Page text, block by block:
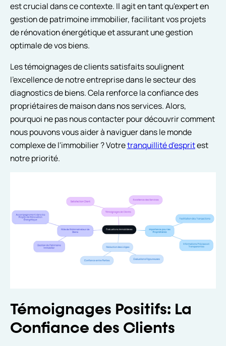
est crucial dans ce contexte. Il agit en tant qu'expert en
gestion de patrimoine immobilier, facilitant vos projets
de rénovation énergétique et assurant une gestion
optimale de vos biens.
Les témoignages de clients satisfaits soulignent
l'excellence de notre entreprise dans le secteur des
diagnostics de biens. Cela renforce la confiance des
propriétaires de maison dans nos services. Alors,
pourquoi ne pas nous contacter pour découvrir comment
nous pouvons vous aider à naviguer dans le monde
complexe de l'immobilier ? Votretranquillité d'espritest
notre priorité.
Témoignages Positifs: La
Confiance des Clients